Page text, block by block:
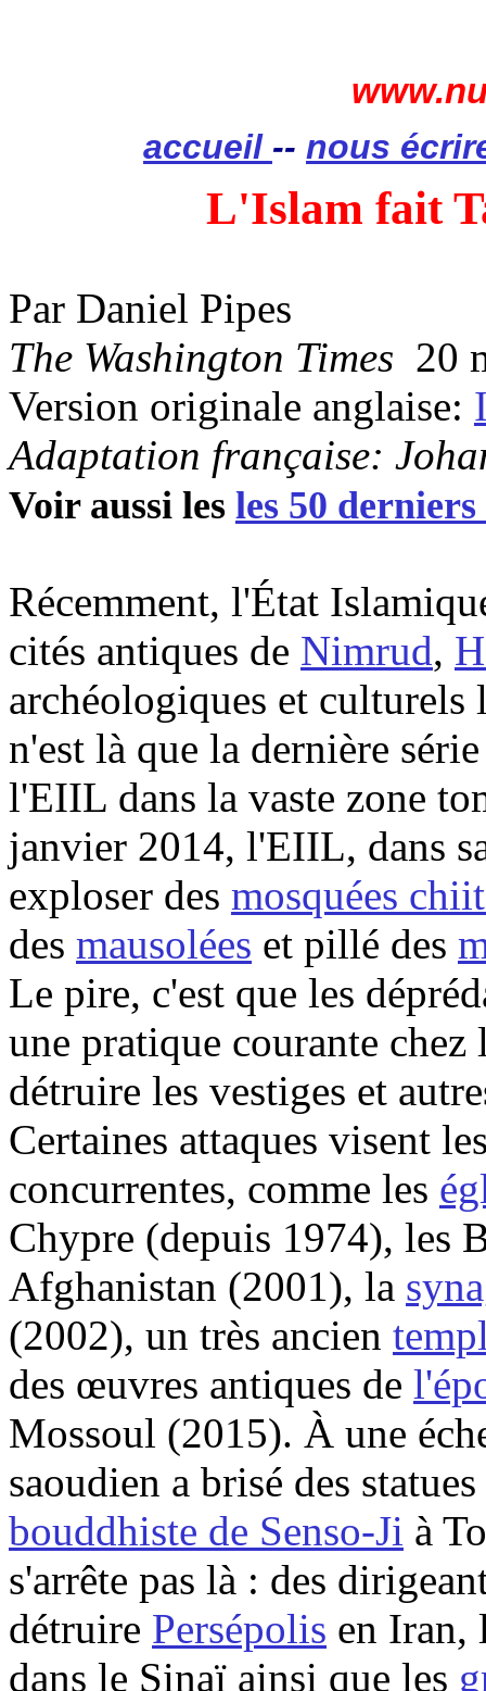
accueil -- nous
L'Islam fait
Par Daniel Pipes
The Washington Times 20
Version originale anglaise:
Adaptation française:
Voir aussi les les 50
Récemment, l'État
cités antiques de Nimrud,
archéologiques et culturels
n'est là que la dernière
l'EIIL dans la vaste zone
janvier 2014, l'EIIL, dans
exploser des mosquées
des mausolées et pillé des
Le pire, c'est que les
une pratique courante
détruire les vestiges et
Certaines attaques visent
concurrentes, comme les
Chypre (depuis 1974), les
Afghanistan (2001), la
(2002), un très ancien
des œuvres antiques de
Mossoul (2015). À une
saoudien a brisé des
bouddhiste de Senso-Ji à
s'arrête pas là : des
détruire Persépolis en Iran,
dans le Sinaï ainsi que les